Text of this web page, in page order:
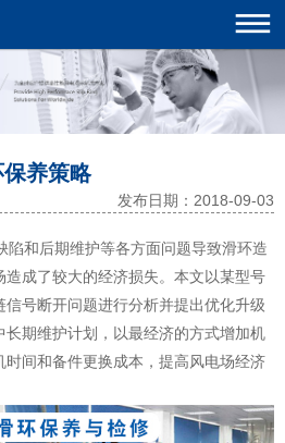
养策略
发布日期：2018-09-03
陷和后期维护等各方面问题导致滑环造
造成了较大的经济损失。本文以某型号
号断开问题进行分析并提出优化升级
期维护计划，以最经济的方式增加机
间和备件更换成本，提高风电场经济